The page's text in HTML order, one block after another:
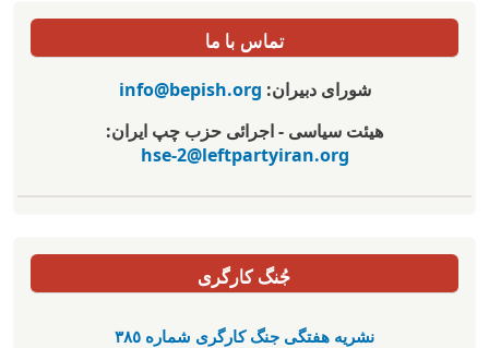
تماس با ما
شورای دبیران:info@bepish.org
هیئت سیاسی - اجرائی حزب چپ ایران:
hse-2@leftpartyiran.org
جُنگ کارگری
نشریە هفتگی جنگ کارگری شمارە ٣٨٥